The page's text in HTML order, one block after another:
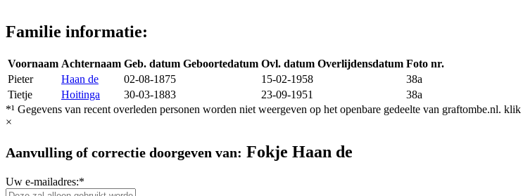
Familie informatie:
Voornaam Achternaam Geb. datum Geboortedatum Ovl. datum Overlijdensdatum Foto nr.
Pieter
Haan de 02-08-1875 15-02-1958
38a
Tietje
Hoitinga 30-03-1883 23-09-1951
38a
*¹ Gegevens van recent overleden personen worden niet weergeven op het openbare gedeelte van graftombe.nl. klik
×
Aanvulling of correctie doorgeven van: Fokje Haan de
Uw e-mailadres:*